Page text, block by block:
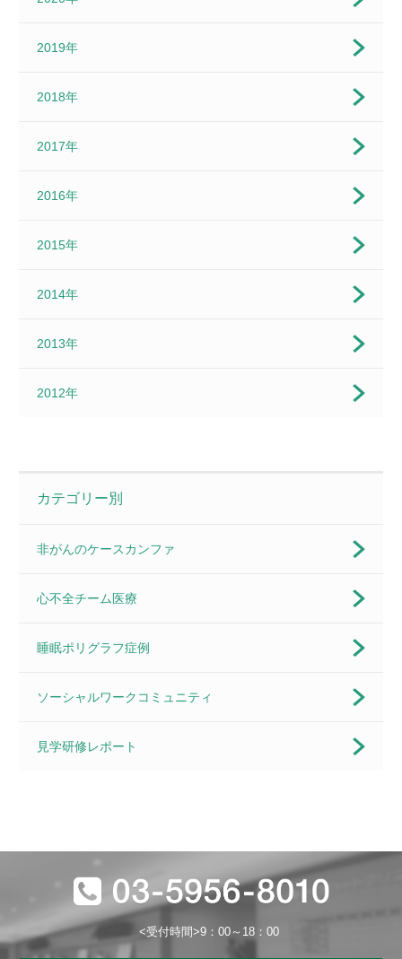
2019年
2018年
2017年
2016年
2015年
2014年
2013年
2012年
カテゴリー別
非がんのケースカンファ
心不全チーム医療
睡眠ポリグラフ症例
ソーシャルワークコミュニティ
見学研修レポート
<受付時間>9：00～18：00